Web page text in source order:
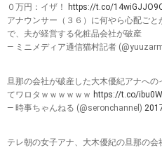
０万円：イザ！
https://t.co/
アナウンサー（３６）に何やら心配ごと
で、夫が経営する化粧品会社が破産
— ミニメディア通信猫村記者
旦那の会社が破産した大木優紀アナへ
てワロタｗｗｗｗｗｗ https://t.co/
— 時事ちゃんねる (@seronchannel)
テレ朝の女子アナ、大木優紀の旦那の